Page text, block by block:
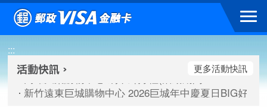
跳到主要內容區塊
:::
高雄大樂購物中心 刷卡郵好禮(活動期間：115/08/07-
臺北三創生活 有點東西第2波 刷卡郵好禮(活動期間：
高雄大樂購物中心 刷卡郵好禮(活動期間：115/08/07-
新竹遠東巨城購物中心 2026巨城年中慶夏日BIG好刷(
更多活動快訊